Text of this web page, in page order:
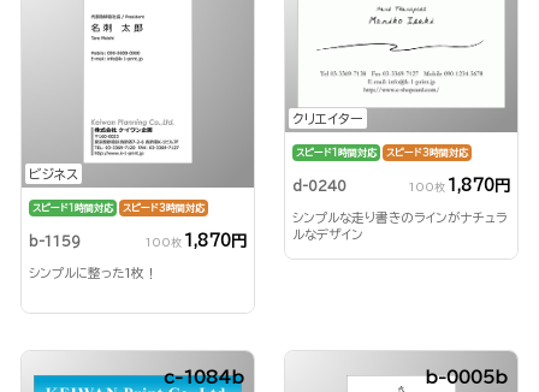
ビジネス
スピード1時間対応 スピード3時間対応
b-1159 100枚 1,870円
シンプルに整った1枚！
クリエイター
スピード1時間対応 スピード3時間対応
d-0240 100枚 1,870円
シンプルな走り書きのラインがナチュラ
ルなデザイン
c-1084b b-0005b